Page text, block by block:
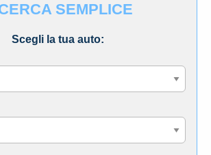
SEMPLICE
Scegli la tua auto: